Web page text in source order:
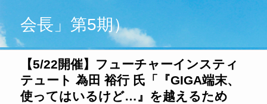
会長」第5期）
【5/22開催】フューチャーインスティ
テュート 為田 裕行 氏「『GIGA端末、
使ってはいるけど…』を越えるため